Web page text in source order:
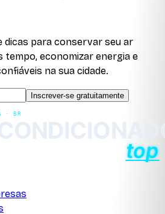
dicas para conservar seu ar
tempo, economizar energia e
na sua cidade.
Inscrever-se gratuitamente